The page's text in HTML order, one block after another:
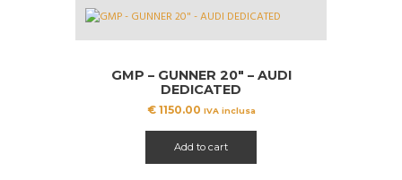
GMP – GUNNER 20″ – AUDI
DEDICATED
€1150.00 IVA inclusa
Add to cart